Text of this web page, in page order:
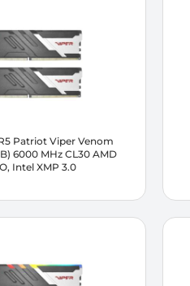
Patriot Viper Venom
6000 MHz CL30 AMD
Intel XMP 3.0